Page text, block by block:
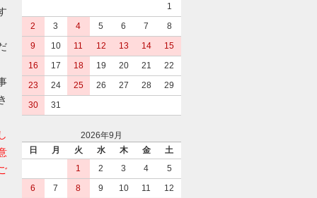
1
2
3 4 5 6 7
8
9
10 11 12 13 14
15
16
17 18 19 20 21
22
23
24 25 26 27 28
29
30
31
2026年9月
日
月 火 水 木 金
土
1
2 3 4
5
6
7 8 9 10 11
12